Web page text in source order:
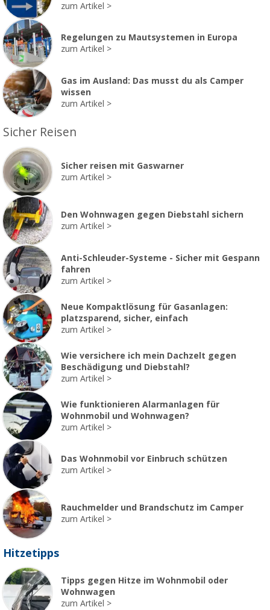
zum Artikel
Regelungen zu Mautsystemen in Europa
zum Artikel
Gas im Ausland: Das musst du als Camper
wissen
zum Artikel
Sicher Reisen
Sicher reisen mit Gaswarner
zum Artikel
Den Wohnwagen gegen Diebstahl sichern
zum Artikel
Anti-Schleuder-Systeme - Sicher mit Gespann
fahren
zum Artikel
Neue Kompaktlösung für Gasanlagen:
platzsparend, sicher, einfach
zum Artikel
Wie versichere ich mein Dachzelt gegen
Beschädigung und Diebstahl?
zum Artikel
Wie funktionieren Alarmanlagen für
Wohnmobil und Wohnwagen?
zum Artikel
Das Wohnmobil vor Einbruch schützen
zum Artikel
Rauchmelder und Brandschutz im Camper
zum Artikel
Hitzetipps
Tipps gegen Hitze im Wohnmobil oder
Wohnwagen
zum Artikel